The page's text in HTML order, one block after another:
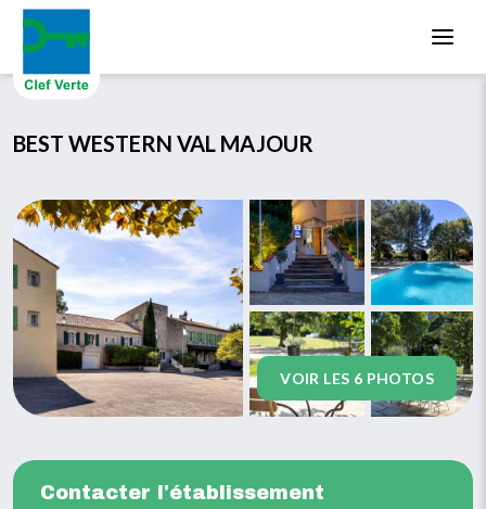
BEST WESTERN VAL MAJOUR
VOIR LES 6 PHOTOS
Contacter l'établissement